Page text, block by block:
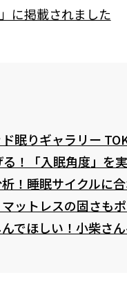
に掲載されました
眠りギャラリー
！「入眠角度」を
！睡眠サイクルに
ットレスの固さも
でほしい！小柴さ